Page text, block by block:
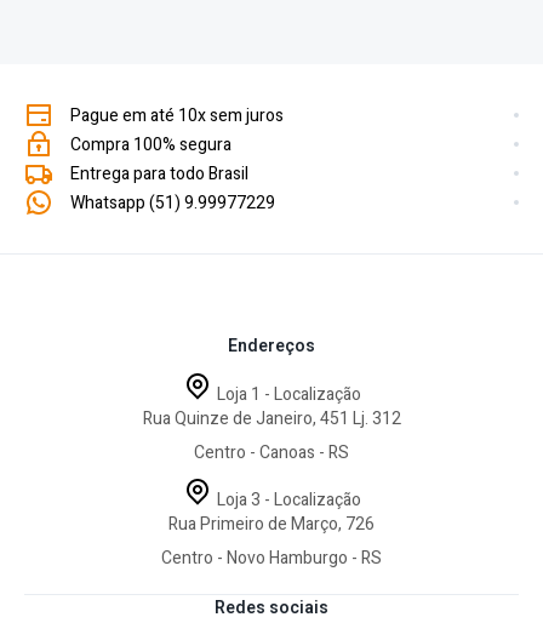
Pague em até 10x sem juros
Compra 100% segura
Entrega para todo Brasil
Whatsapp (51) 9.99977229
Redes sociais
Endereços
Loja 1 - Localização
Rua Quinze de Janeiro, 451 Lj. 312
Centro - Canoas - RS
Loja 3 - Localização
Rua Primeiro de Março, 726
Centro - Novo Hamburgo - RS